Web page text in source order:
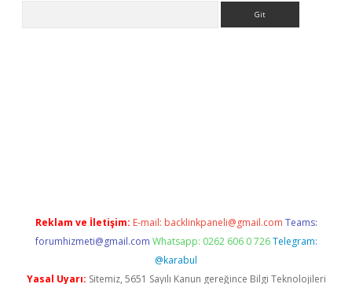
Reklam ve İletişim: E-mail: backlinkpaneli@gmail.com Teams:
forumhizmeti@gmail.com Whatsapp: 0262 606 0 726 Telegram:
@karabul
Yasal Uyarı: Sitemiz, 5651 Sayılı Kanun gereğince Bilgi Teknolojileri